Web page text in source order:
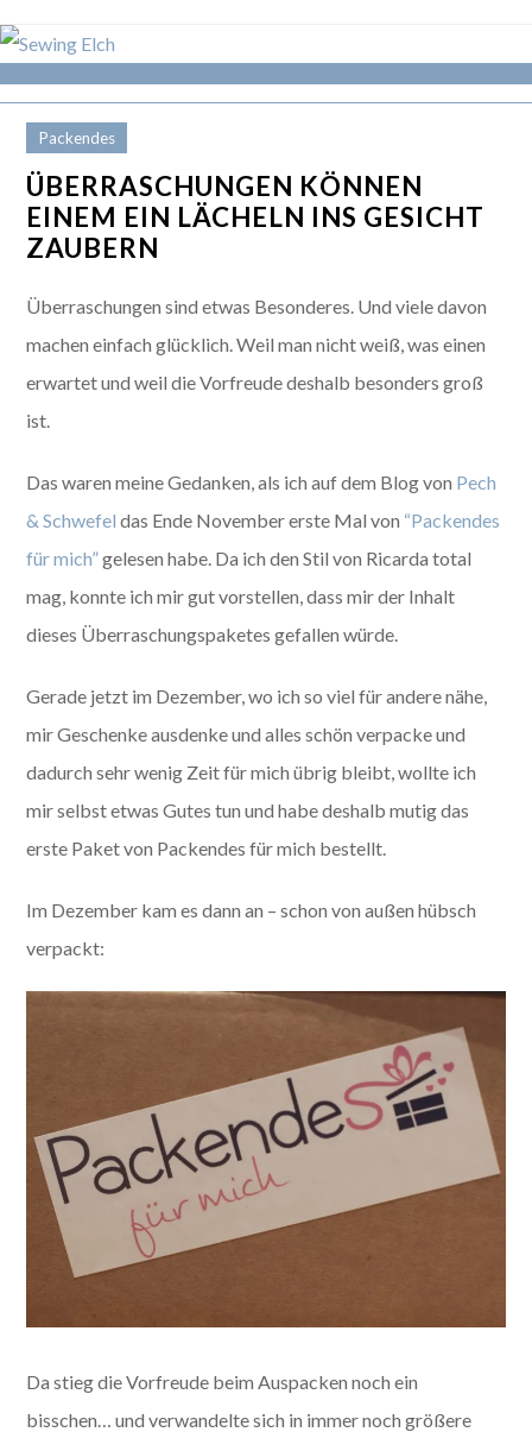
Packendes
ÜBERRASCHUNGEN KÖNNEN
EINEM EIN LÄCHELN INS GESICHT
ZAUBERN
Überraschungen sind etwas Besonderes. Und viele davon
machen einfach glücklich. Weil man nicht weiß, was einen
erwartet und weil die Vorfreude deshalb besonders groß
ist.
Das waren meine Gedanken, als ich auf dem Blog von Pech
& Schwefel das Ende November erste Mal von “Packendes
für mich”gelesen habe. Da ich den Stil von Ricarda total
mag, konnte ich mir gut vorstellen, dass mir der Inhalt
dieses Überraschungspaketes gefallen würde.
Gerade jetzt im Dezember, wo ich so viel für andere nähe,
mir Geschenke ausdenke und alles schön verpacke und
dadurch sehr wenig Zeit für mich übrig bleibt, wollte ich
mir selbst etwas Gutes tun und habe deshalb mutig das
erste Paket von Packendes für mich bestellt.
Im Dezember kam es dann an – schon von außen hübsch
verpackt:
Da stieg die Vorfreude beim Auspacken noch ein
bisschen… und verwandelte sich in immer noch größere